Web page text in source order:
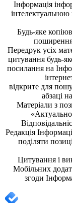
Інформація
Будь-яке
поширення
Передрук усіх
цитування будь-
посилання на
відкрите для
абзаці
Матеріали з
Редакція
поділяти
Цитування і
Мобільних
згоди